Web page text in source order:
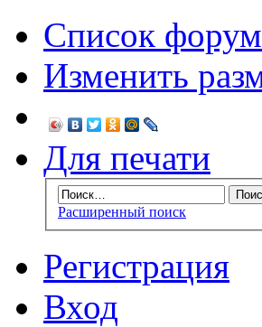
Список
Изменить
Для печати
Расширенный поиск
Регистрация
Вход